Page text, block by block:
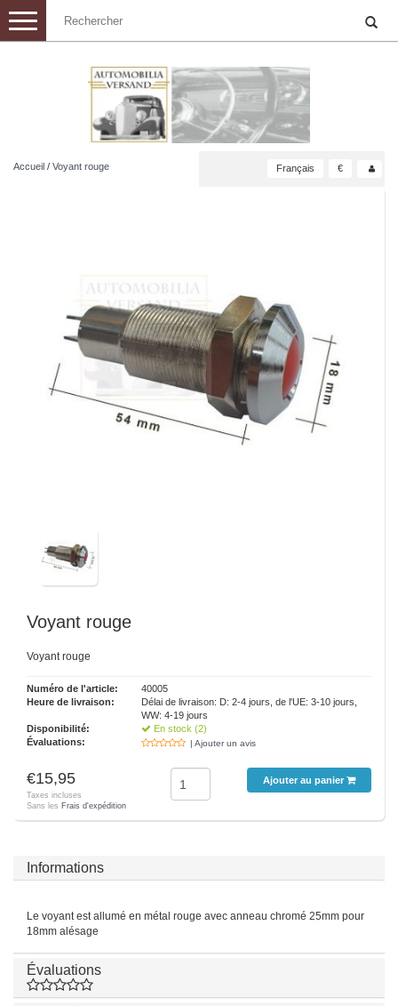
Toggle
navigation
Accueil / Voyant rouge Français €
Voyant rouge
Voyant rouge
Numéro de l'article:
40005
Heure de livraison:
Délai de livraison: D: 2-4 jours, de l'UE: 3-10 jours,
WW: 4-19 jours
Disponibilité:
En stock (2)
Évaluations:
| Ajouter un avis
€15,95
Taxes incluses
Sans les Frais d'expédition
Ajouter au panier
Informations
Le voyant est allumé en métal rouge avec anneau chromé 25mm pour
18mm alésage
Évaluations